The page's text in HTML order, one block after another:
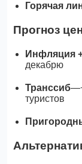
Горячая
Прогноз
Инфляция
декабрю
Транссиб
туристов